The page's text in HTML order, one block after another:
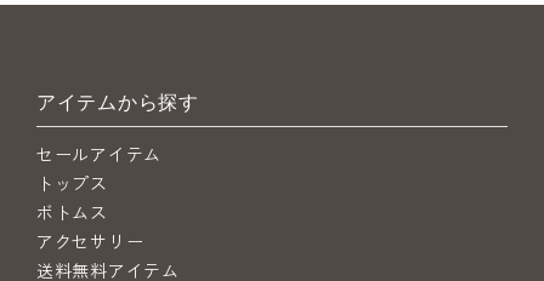
アイテムから探す
セールアイテム
トップス
ボトムス
アクセサリー
送料無料アイテム